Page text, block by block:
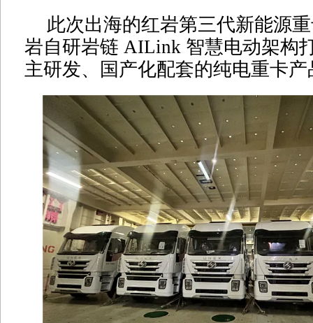
此次出海的红岩第三代新能源
岩自研岩链 AILink 智慧电动架构
主研发、国产化配套的纯电重卡产